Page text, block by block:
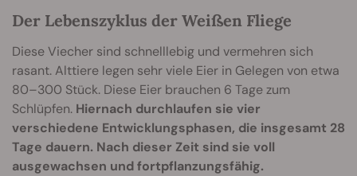
Der Lebenszyklus der Weißen Fliege
Diese Viecher sind schnelllebig und vermehren sich
rasant. Alttiere legen sehr viele Eier in Gelegen von etwa
80–300 Stück. Diese Eier brauchen 6 Tage zum
Schlüpfen. Hiernach durchlaufen sie vier
verschiedene Entwicklungsphasen, die insgesamt 28
Tage dauern. Nach dieser Zeit sind sie voll
ausgewachsen und fortpflanzungsfähig.